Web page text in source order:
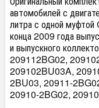
автомобилей с
литра с одной
конца 2009 года
и выпускного
209112BG02,
209102BU03A,
2BU03, 20911-
20910-2BG02,